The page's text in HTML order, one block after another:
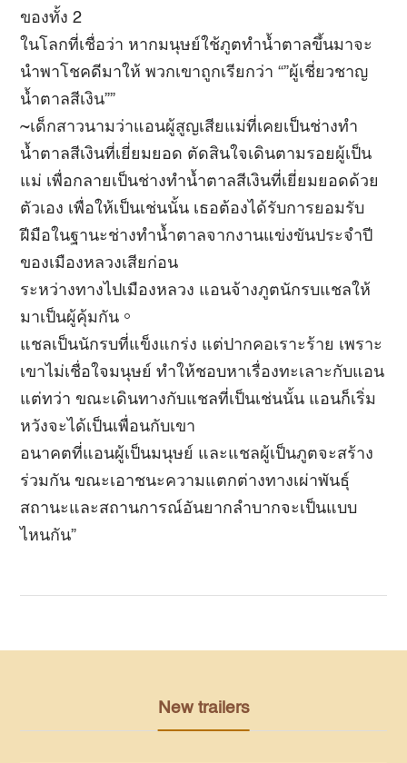
ของทั้ง 2
ในโลกที่เชื่อว่า หากมนุษย์ใช้ภูตทำน้ำตาลขึ้นมาจะ
นำพาโชคดีมาให้ พวกเขาถูกเรียกว่า “”ผู้เชี่ยวชาญ
น้ำตาลสีเงิน””
~เด็กสาวนามว่าแอนผู้สูญเสียแม่ที่เคยเป็นช่างทำ
น้ำตาลสีเงินที่เยี่ยมยอด ตัดสินใจเดินตามรอยผู้เป็น
แม่ เพื่อกลายเป็นช่างทำน้ำตาลสีเงินที่เยี่ยมยอดด้วย
ตัวเอง เพื่อให้เป็นเช่นนั้น เธอต้องได้รับการยอมรับ
ฝีมือในฐานะช่างทำน้ำตาลจากงานแข่งขันประจำปี
ของเมืองหลวงเสียก่อน
ระหว่างทางไปเมืองหลวง แอนจ้างภูตนักรบแชลให้
มาเป็นผู้คุ้มกัน。
แชลเป็นนักรบที่แข็งแกร่ง แต่ปากคอเราะร้าย เพราะ
เขาไม่เชื่อใจมนุษย์ ทำให้ชอบหาเรื่องทะเลาะกับแอน
แต่ทว่า ขณะเดินทางกับแชลที่เป็นเช่นนั้น แอนก็เริ่ม
หวังจะได้เป็นเพื่อนกับเขา
อนาคตที่แอนผู้เป็นมนุษย์ และแชลผู้เป็นภูตจะสร้าง
ร่วมกัน ขณะเอาชนะความแตกต่างทางเผ่าพันธุ์
สถานะและสถานการณ์อันยากลำบากจะเป็นแบบ
ไหนกัน”
New trailers